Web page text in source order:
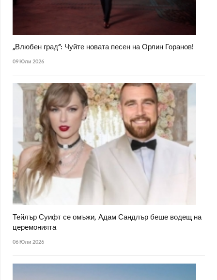
„Влюбен град“: Чуйте новата песен на Орлин Горанов!
09 Юли 2026
Тейлър Суифт се омъжи, Адам Сандлър беше водещ на
церемонията
06 Юли 2026